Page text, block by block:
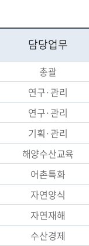
담당업무
총괄
연구·관리
연구·관리
기획·관리
해양수산교육
어촌특화
자연양식
자연재해
수산경제